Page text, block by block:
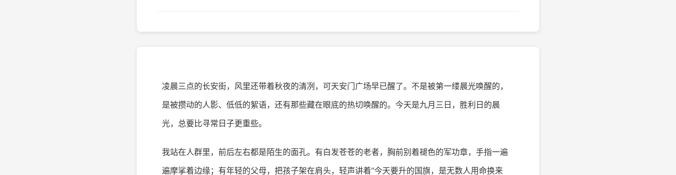
凌晨三点的长安街，风里还带着秋夜的清冽，可天安门广场早已醒了。不是被第一缕晨光唤醒的，
是被攒动的人影、低低的絮语，还有那些藏在眼底的热切唤醒的。今天是九月三日，胜利日的晨
光，总要比寻常日子更重些。
我站在人群里，前后左右都是陌生的面孔。有白发苍苍的老者，胸前别着褪色的军功章，手指一遍
遍摩挲着边缘；有年轻的父母，把孩子架在肩头，轻声讲着“今天要升的国旗，是无数人用命换来